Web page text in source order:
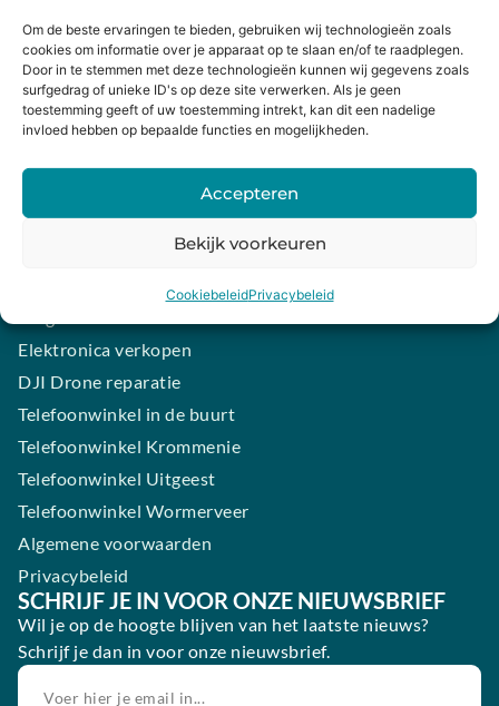
Om de beste ervaringen te bieden, gebruiken wij technologieën zoals
cookies om informatie over je apparaat op te slaan en/of te raadplegen.
Door in te stemmen met deze technologieën kunnen wij gegevens zoals
surfgedrag of unieke ID's op deze site verwerken. Als je geen
toestemming geeft of uw toestemming intrekt, kan dit een nadelige
invloed hebben op bepaalde functies en mogelijkheden.
Accepteren
Bekijk voorkeuren
CookiebeleidPrivacybeleid
Bestellingen
Mijn winkelwagen
HANDIGE LINKS
Levering en retourneren
iPhone laten maken
Samsung smartphone laten maken
Elektronica verkopen
DJI Drone reparatie
Telefoonwinkel in de buurt
Telefoonwinkel Krommenie
Telefoonwinkel Uitgeest
Telefoonwinkel Wormerveer
Algemene voorwaarden
Privacybeleid
SCHRIJF JE IN VOOR ONZE NIEUWSBRIEF
Wil je op de hoogte blijven van het laatste nieuws?
Schrijf je dan in voor onze nieuwsbrief.